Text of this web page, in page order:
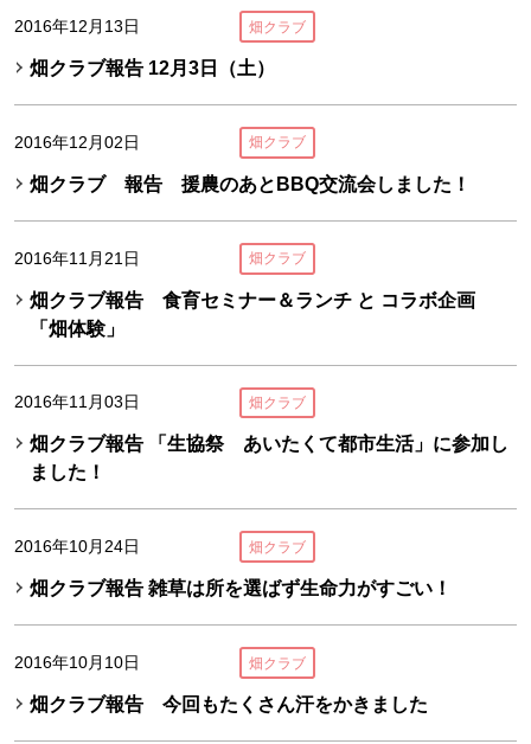
2016年12月13日 畑クラブ
畑クラブ報告 12月3日（土）
2016年12月02日 畑クラブ
畑クラブ 報告 援農のあとBBQ交流会しました！
2016年11月21日 畑クラブ
畑クラブ報告 食育セミナー＆ランチ と コラボ企画
「畑体験」
2016年11月03日 畑クラブ
畑クラブ報告 「生協祭 あいたくて都市生活」に参加し
ました！
2016年10月24日 畑クラブ
畑クラブ報告 雑草は所を選ばず生命力がすごい！
2016年10月10日 畑クラブ
畑クラブ報告 今回もたくさん汗をかきました